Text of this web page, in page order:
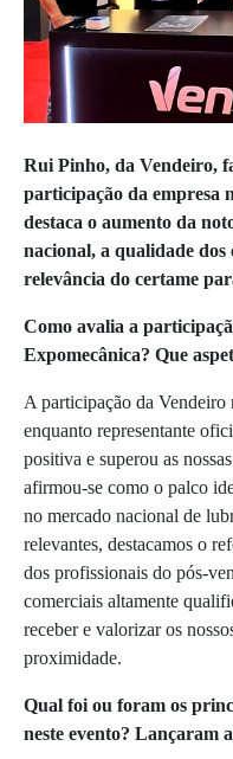
Rui Pinho, da Vendeiro,
participação da empresa
destaca o aumento da
nacional, a qualidade dos
relevância do certame
Como avalia a
Expomecânica? Que
A participação da Vendeiro
enquanto representante
positiva e superou as
afirmou-se como o palco
no mercado nacional de
relevantes, destacamos o
dos profissionais do pós-
comerciais altamente
receber e valorizar os
proximidade.
Qual foi ou foram os
neste evento? Lançaram